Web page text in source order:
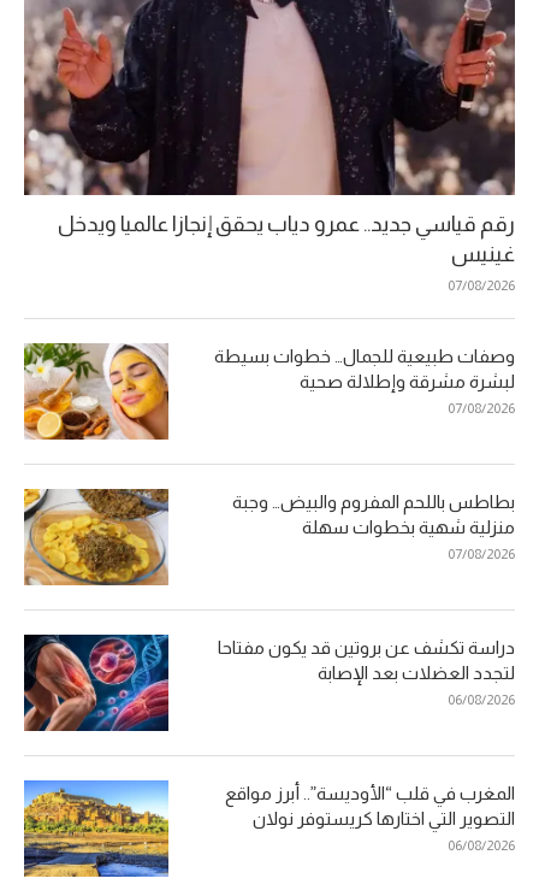
رقم قياسي جديد.. عمرو دياب يحقق إنجازا عالميا ويدخل
غينيس
07/08/2026
وصفات طبيعية للجمال… خطوات بسيطة
لبشرة مشرقة وإطلالة صحية
07/08/2026
بطاطس باللحم المفروم والبيض… وجبة
منزلية شهية بخطوات سهلة
07/08/2026
دراسة تكشف عن بروتين قد يكون مفتاحا
لتجدد العضلات بعد الإصابة
06/08/2026
المغرب في قلب “الأوديسة”.. أبرز مواقع
التصوير التي اختارها كريستوفر نولان
06/08/2026